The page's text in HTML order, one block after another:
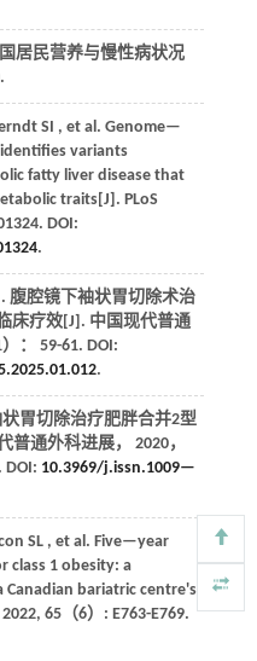
居民营养与慢性病状况
.
SI , et al. Genome—
variants
fatty liver disease that
traits[J]. PLoS
DOI:
.
腹腔镜下袖状胃切除术治
床疗效[J]. 中国现代普通
： 59-61. DOI:
.
胃切除治疗肥胖合并2型
普通外科进展， 2020，
10.3969/j.issn.1009—
SL , et al. Five—year
class 1 obesity: a
bariatric centre's
2022, 65（6）: E763-E769.